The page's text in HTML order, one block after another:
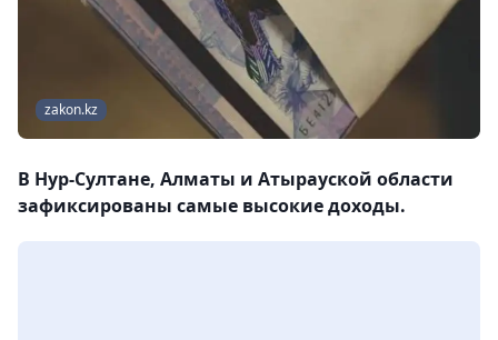
zakon.kz
В Нур-Султане, Алматы и Атырауской области
зафиксированы самые высокие доходы.